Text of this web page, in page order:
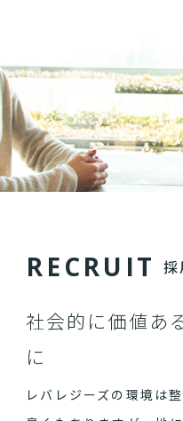
RECRU IT 採
社会的に価値あ
に
レバレジーズの環境は